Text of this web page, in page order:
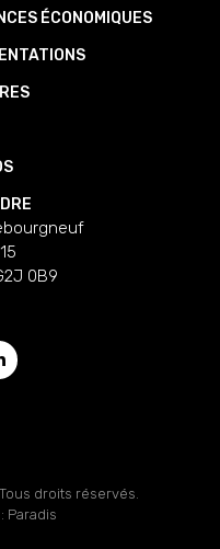
ÉCONOMIQUES
0B9
droits réservés.
Paradis